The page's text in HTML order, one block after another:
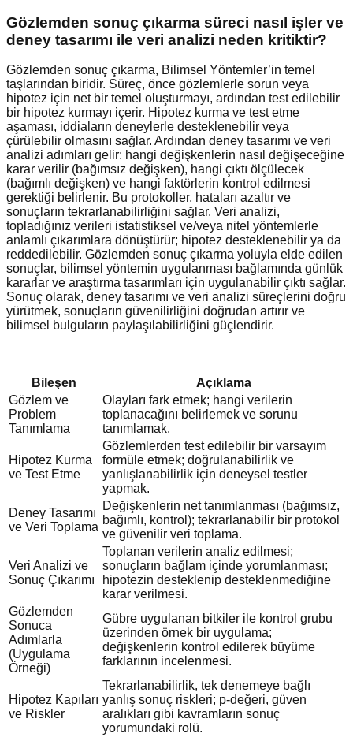
Gözlemden sonuç çıkarma süreci nasıl işler ve
deney tasarımı ile veri analizi neden kritiktir?
Gözlemden sonuç çıkarma, Bilimsel Yöntemler’in temel
taşlarından biridir. Süreç, önce gözlemlerle sorun veya
hipotez için net bir temel oluşturmayı, ardından test edilebilir
bir hipotez kurmayı içerir. Hipotez kurma ve test etme
aşaması, iddiaların deneylerle desteklenebilir veya
çürülebilir olmasını sağlar. Ardından deney tasarımı ve veri
analizi adımları gelir: hangi değişkenlerin nasıl değişeceğine
karar verilir (bağımsız değişken), hangi çıktı ölçülecek
(bağımlı değişken) ve hangi faktörlerin kontrol edilmesi
gerektiği belirlenir. Bu protokoller, hataları azaltır ve
sonuçların tekrarlanabilirliğini sağlar. Veri analizi,
topladığınız verileri istatistiksel ve/veya nitel yöntemlerle
anlamlı çıkarımlara dönüştürür; hipotez desteklenebilir ya da
reddedilebilir. Gözlemden sonuç çıkarma yoluyla elde edilen
sonuçlar, bilimsel yöntemin uygulanması bağlamında günlük
kararlar ve araştırma tasarımları için uygulanabilir çıktı sağlar.
Sonuç olarak, deney tasarımı ve veri analizi süreçlerini doğru
yürütmek, sonuçların güvenilirliğini doğrudan artırır ve
bilimsel bulguların paylaşılabilirliğini güçlendirir.
Bileşen
Açıklama
Gözlem ve
Problem
Tanımlama
Olayları fark etmek; hangi verilerin
toplanacağını belirlemek ve sorunu
tanımlamak.
Hipotez Kurma
ve Test Etme
Gözlemlerden test edilebilir bir varsayım
formüle etmek; doğrulanabilirlik ve
yanlışlanabilirlik için deneysel testler
yapmak.
Deney Tasarımı
ve Veri Toplama
Değişkenlerin net tanımlanması (bağımsız,
bağımlı, kontrol); tekrarlanabilir bir protokol
ve güvenilir veri toplama.
Veri Analizi ve
Sonuç Çıkarımı
Toplanan verilerin analiz edilmesi;
sonuçların bağlam içinde yorumlanması;
hipotezin desteklenip desteklenmediğine
karar verilmesi.
Gözlemden
Sonuca
Adımlarla
(Uygulama
Örneği)
Gübre uygulanan bitkiler ile kontrol grubu
üzerinden örnek bir uygulama;
değişkenlerin kontrol edilerek büyüme
farklarının incelenmesi.
Hipotez Kapıları
ve Riskler
Tekrarlanabilirlik, tek denemeye bağlı
yanlış sonuç riskleri; p-değeri, güven
aralıkları gibi kavramların sonuç
yorumundaki rolü.